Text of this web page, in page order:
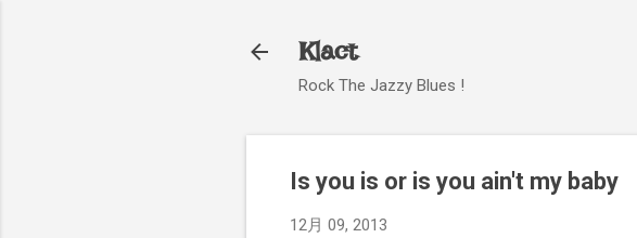
Klact
Rock The Jazzy Blues !
Is you is or is you ain't my baby
12月 09, 2013